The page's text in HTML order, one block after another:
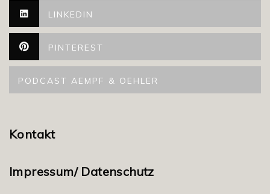
LINKEDIN
PINTEREST
PODCAST AEMPF & OEHLER
Kontakt
Impressum/ Datenschutz